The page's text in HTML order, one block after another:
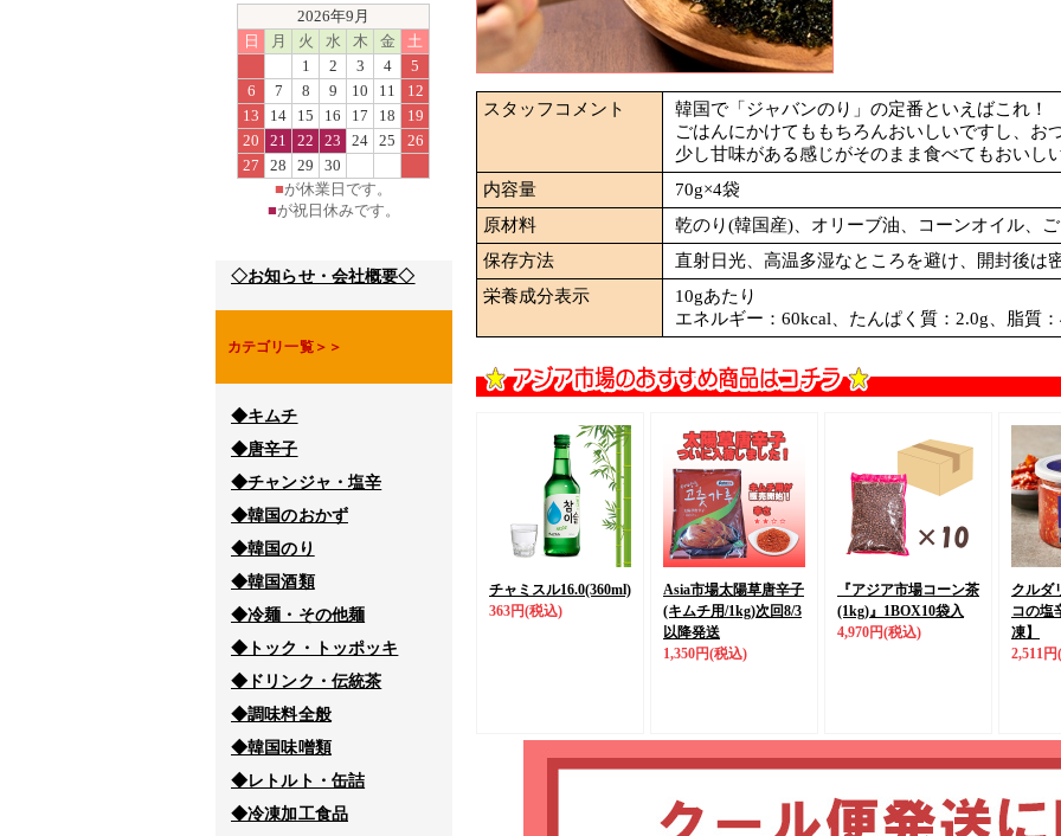
2026年9月
日
月 火 水 木 金
土
1
2 3 4
5
6
7 8 9 10 11
12
13
14 15 16 17 18
19
20
21 22 23 24 25
26
27
28 29
30
■が休業日です。
■が祝日休みです。
◇お知らせ・会社概要◇
カテゴリ一覧＞＞
◆キムチ
◆唐辛子
◆チャンジャ・塩辛
◆韓国のおかず
◆韓国のり
◆韓国酒類
◆冷麺・その他麺
◆トック・トッポッキ
◆ドリンク・伝統茶
◆調味料全般
◆韓国味噌類
◆レトルト・缶詰
◆冷凍加工食品
スタッフコメント
韓国で「ジャバンのり」の定番といえばこれ！
ごはんにかけてももちろんおいしいですし、お
少し甘味がある感じがそのまま食べてもおいし
内容量
70g×4袋
原材料
乾のり(韓国産)、オリーブ油、コーンオイル、
保存方法
直射日光、高温多湿なところを避け、開封後は
栄養成分表示
10gあたり
エネルギー：60kcal、たんぱく質：2.0g、脂質
チャミスル16.0(360ml)
363円(税込)
Asia市場太陽草唐辛子
(キムチ用/1kg)次回8/3
以降発送
1,350円(税込)
『アジア市場コーン茶
(1kg)』 1BOX10袋入
4,970円(税込)
クルダ
コの塩
凍】
2,511円